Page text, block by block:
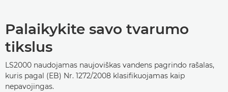
Palaikykite savo tvarumo
tikslus
LS2000 naudojamas naujoviškas vandens pagrindo rašalas,
kuris pagal (EB) Nr. 1272/2008 klasifikuojamas kaip
nepavojingas.